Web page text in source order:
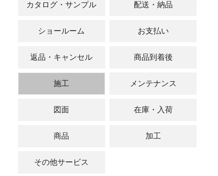
カタログ・サンプル 配送・納品
ショールーム お支払い
返品・キャンセル 商品到着後
施工 メンテナンス
図面 在庫・入荷
商品 加工
その他サービス